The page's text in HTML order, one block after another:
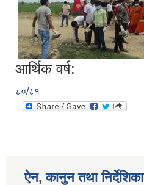
आर्थिक वर्ष:
८०/८१
ऐन, कानुन तथा निर्देशिका